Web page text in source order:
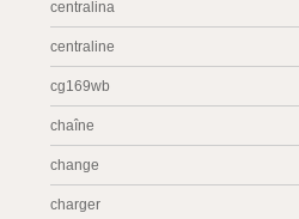
centralina
centraline
cg169wb
chaîne
change
charger